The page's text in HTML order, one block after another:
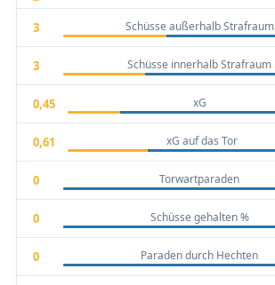
3 Schüsse außerhalb Strafraum
3 Schüsse innerhalb Strafraum
0,45 xG
0,61 xG auf das Tor
0 Torwartparaden
0 Schüsse gehalten %
0 Paraden durch Hechten